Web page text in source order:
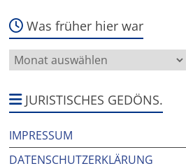
Was früher hier war
Was
früher
warJURISTISCHES GEDÖNS.
IMPRESSUM
DATENSCHUTZERKLÄRUNG